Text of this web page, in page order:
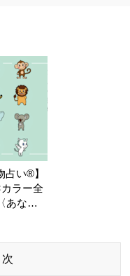
占い®】
ラー全
あなた